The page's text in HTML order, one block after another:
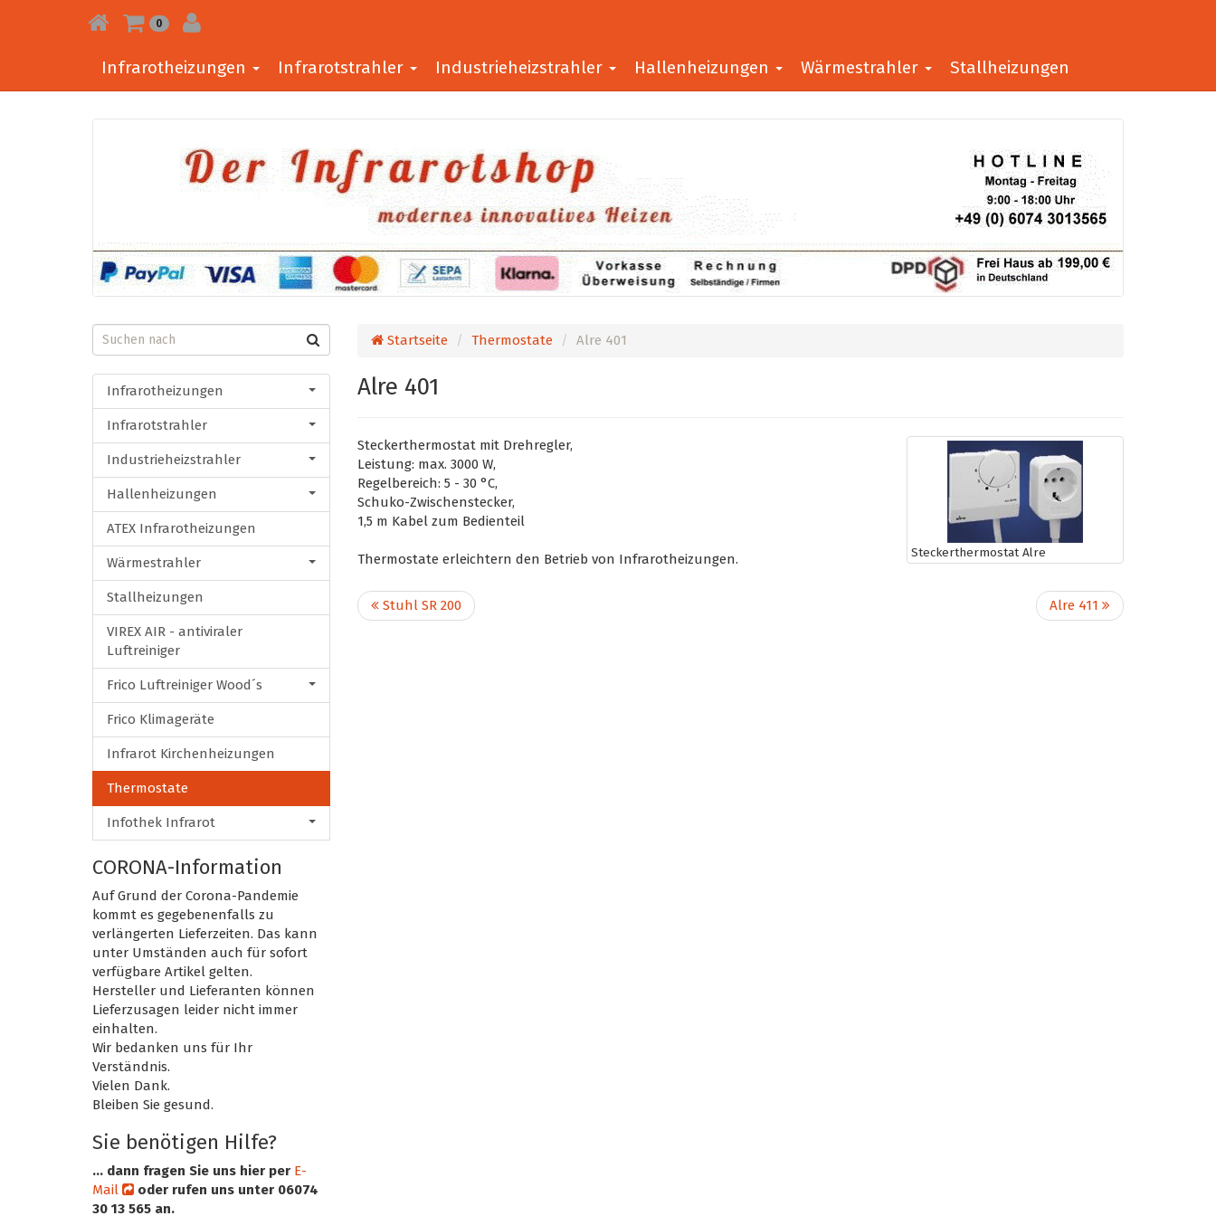
0
Infrarotheizungen Infrarotstrahler Industrieheizstrahler Hallenheizungen Wärmestrahler Stallheizungen
Infrarotheizungen
Infrarotstrahler
Industrieheizstrahler
Hallenheizungen
ATEX Infrarotheizungen
Wärmestrahler
Stallheizungen
VIREX AIR - antiviraler
Luftreiniger
Frico Luftreiniger Wood´s
Frico Klimageräte
Infrarot Kirchenheizungen
Thermostate
Infothek Infrarot
CORONA-Information
Auf Grund der Corona-Pandemie
kommt es gegebenenfalls zu
verlängerten Lieferzeiten. Das kann
unter Umständen auch für sofort
verfügbare Artikel gelten.
Hersteller und Lieferanten können
Lieferzusagen leider nicht immer
einhalten.
Wir bedanken uns für Ihr
Verständnis.
Vielen Dank.
Bleiben Sie gesund.
Sie benötigen Hilfe?
... dann fragen Sie uns hier per E-
Mail
oder rufen uns unter 06074
30 13 565 an.
Startseite Thermostate Alre 401
Alre 401
Steckerthermostat Alre
Steckerthermostat mit Drehregler,
Leistung: max. 3000 W,
Regelbereich: 5 - 30 °C,
Schuko-Zwischenstecker,
1,5 m Kabel zum Bedienteil
Thermostate erleichtern den Betrieb von Infrarotheizungen.
Stuhl SR 200 Alre 411